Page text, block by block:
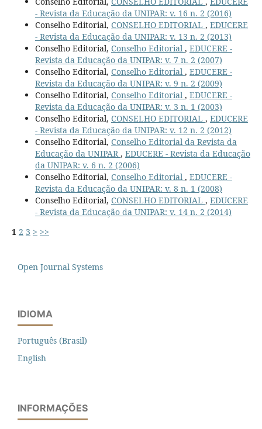
- Revista da Educação da UNIPAR: v. 16 n. 2 (2016)
Conselho Editorial, CONSELHO EDITORIAL , EDUCERE
- Revista da Educação da UNIPAR: v. 13 n. 2 (2013)
Conselho Editorial, Conselho Editorial , EDUCERE -
Revista da Educação da UNIPAR: v. 7 n. 2 (2007)
Conselho Editorial, Conselho Editorial , EDUCERE -
Revista da Educação da UNIPAR: v. 9 n. 2 (2009)
Conselho Editorial, Conselho Editorial , EDUCERE -
Revista da Educação da UNIPAR: v. 3 n. 1 (2003)
Conselho Editorial, CONSELHO EDITORIAL , EDUCERE
- Revista da Educação da UNIPAR: v. 12 n. 2 (2012)
Conselho Editorial, Conselho Editorial da Revista da
Educação da UNIPAR, EDUCERE - Revista da Educação
da UNIPAR: v. 6 n. 2 (2006)
Conselho Editorial, Conselho Editorial , EDUCERE -
Revista da Educação da UNIPAR: v. 8 n. 1 (2008)
Conselho Editorial, CONSELHO EDITORIAL , EDUCERE
- Revista da Educação da UNIPAR: v. 14 n. 2 (2014)
1 2 3 > >>
Open Journal Systems
IDIOMA
Português (Brasil)
English
INFORMAÇÕES